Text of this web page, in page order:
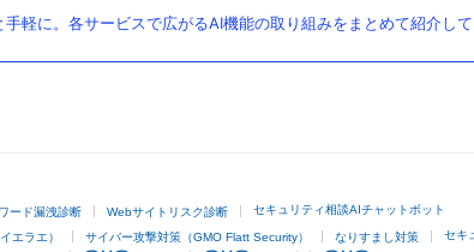
軽に。各サービスで広がるAI機能の取り組みをまとめて紹介し
ード漏洩診断 Webサイトリスク診断 セキュリティ相談AIチャットボット
エラエ） サイバー攻撃対策（GMO Flatt Security） なりすまし対策 セキ